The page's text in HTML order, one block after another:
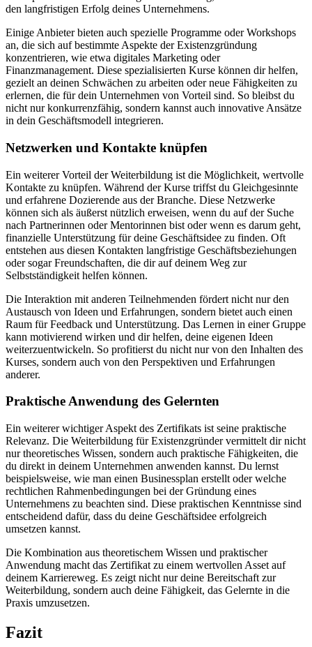
den langfristigen Erfolg deines Unternehmens.
Einige Anbieter bieten auch spezielle Programme oder Workshops
an, die sich auf bestimmte Aspekte der Existenzgründung
konzentrieren, wie etwa digitales Marketing oder
Finanzmanagement. Diese spezialisierten Kurse können dir helfen,
gezielt an deinen Schwächen zu arbeiten oder neue Fähigkeiten zu
erlernen, die für dein Unternehmen von Vorteil sind. So bleibst du
nicht nur konkurrenzfähig, sondern kannst auch innovative Ansätze
in dein Geschäftsmodell integrieren.
Netzwerken und Kontakte knüpfen
Ein weiterer Vorteil der Weiterbildung ist die Möglichkeit, wertvolle
Kontakte zu knüpfen. Während der Kurse triffst du Gleichgesinnte
und erfahrene Dozierende aus der Branche. Diese Netzwerke
können sich als äußerst nützlich erweisen, wenn du auf der Suche
nach Partnerinnen oder Mentorinnen bist oder wenn es darum geht,
finanzielle Unterstützung für deine Geschäftsidee zu finden. Oft
entstehen aus diesen Kontakten langfristige Geschäftsbeziehungen
oder sogar Freundschaften, die dir auf deinem Weg zur
Selbstständigkeit helfen können.
Die Interaktion mit anderen Teilnehmenden fördert nicht nur den
Austausch von Ideen und Erfahrungen, sondern bietet auch einen
Raum für Feedback und Unterstützung. Das Lernen in einer Gruppe
kann motivierend wirken und dir helfen, deine eigenen Ideen
weiterzuentwickeln. So profitierst du nicht nur von den Inhalten des
Kurses, sondern auch von den Perspektiven und Erfahrungen
anderer.
Praktische Anwendung des Gelernten
Ein weiterer wichtiger Aspekt des Zertifikats ist seine praktische
Relevanz. Die Weiterbildung für Existenzgründer vermittelt dir nicht
nur theoretisches Wissen, sondern auch praktische Fähigkeiten, die
du direkt in deinem Unternehmen anwenden kannst. Du lernst
beispielsweise, wie man einen Businessplan erstellt oder welche
rechtlichen Rahmenbedingungen bei der Gründung eines
Unternehmens zu beachten sind. Diese praktischen Kenntnisse sind
entscheidend dafür, dass du deine Geschäftsidee erfolgreich
umsetzen kannst.
Die Kombination aus theoretischem Wissen und praktischer
Anwendung macht das Zertifikat zu einem wertvollen Asset auf
deinem Karriereweg. Es zeigt nicht nur deine Bereitschaft zur
Weiterbildung, sondern auch deine Fähigkeit, das Gelernte in die
Praxis umzusetzen.
Fazit